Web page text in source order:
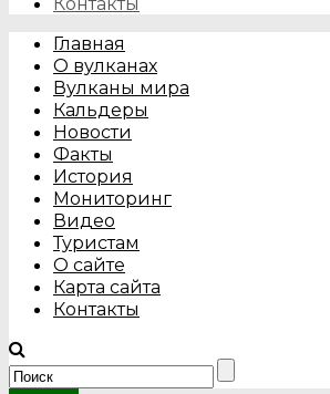
Главная
О вулканах
Вулканы мира
Кальдеры
Новости
Факты
История
Мониторинг
Видео
Туристам
О сайте
Карта сайта
Контакты